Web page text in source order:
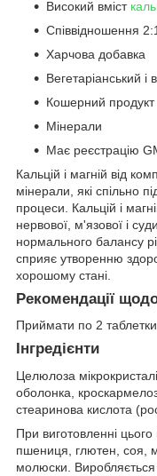
Високий вміст
Співвідношення 2:1
Харчова добавка
Вегетаріанський і
Кошерний продукт
Мінерали
Має реєстрацію
Кальцій і магній від
мінерали, які спільно
процеси. Кальцій і
нервової, м'язової і
нормального балансу
сприяє утворенню
хорошому стані.
Рекомендації
Приймати по 2
Інгредієнти
Целюлоза
оболонка,
стеаринова кислота
При виготовленні
пшениця, глютен, соя,
молюски.